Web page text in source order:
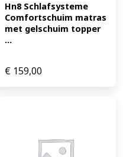
Hn8 Schlafsysteme
Comfortschuim matras
met gelschuim topper
...
€ 159,00